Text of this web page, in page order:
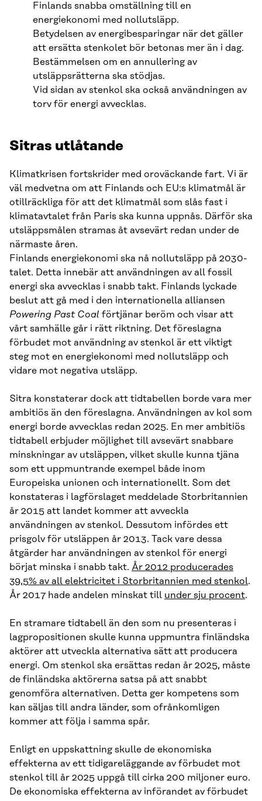
Finlands snabba omställning till en
energiekonomi med nollutsläpp.
Betydelsen av energibesparingar när det gäller
att ersätta stenkolet bör betonas mer än i dag.
Bestämmelsen om en annullering av
utsläppsrätterna ska stödjas.
Vid sidan av stenkol ska också användningen av
torv för energi avvecklas.
Sitras utlåtande
Klimatkrisen fortskrider med oroväckande fart. Vi är
väl medvetna om att Finlands och EU:s klimatmål är
otillräckliga för att det klimatmål som slås fast i
klimatavtalet från Paris ska kunna uppnås. Därför ska
utsläppsmålen stramas åt avsevärt redan under de
närmaste åren.
Finlands energiekonomi ska nå nollutsläpp på 2030-
talet. Detta innebär att användningen av all fossil
energi ska avvecklas i snabb takt. Finlands lyckade
beslut att gå med i den internationella alliansen
Powering Past Coal förtjänar beröm och visar att
vårt samhälle går i rätt riktning. Det föreslagna
förbudet mot användning av stenkol är ett viktigt
steg mot en energiekonomi med nollutsläpp och
vidare mot negativa utsläpp.
Sitra konstaterar dock att tidtabellen borde vara mer
ambitiös än den föreslagna. Användningen av kol som
energi borde avvecklas redan 2025. En mer ambitiös
tidtabell erbjuder möjlighet till avsevärt snabbare
minskningar av utsläppen, vilket skulle kunna tjäna
som ett uppmuntrande exempel både inom
Europeiska unionen och internationellt. Som det
konstateras i lagförslaget meddelade Storbritannien
år 2015 att landet kommer att avveckla
användningen av stenkol. Dessutom infördes ett
prisgolv för utsläppen år 2013. Tack vare dessa
åtgärder har användningen av stenkol för energi
börjat minska i snabb takt. År 2012 producerades
39,5% av all elektricitet i Storbritannien med stenkol.
År 2017 hade andelen minskat till under sju procent.
En stramare tidtabell än den som nu presenteras i
lagpropositionen skulle kunna uppmuntra finländska
aktörer att utveckla alternativa sätt att producera
energi. Om stenkol ska ersättas redan år 2025, måste
de finländska aktörerna satsa på att snabbt
genomföra alternativen. Detta ger kompetens som
kan säljas till andra länder, som ofrånkomligen
kommer att följa i samma spår.
Enligt en uppskattning skulle de ekonomiska
effekterna av ett tidigareläggande av förbudet mot
stenkol till år 2025 uppgå till cirka 200 miljoner euro.
De ekonomiska effekterna av införandet av förbudet